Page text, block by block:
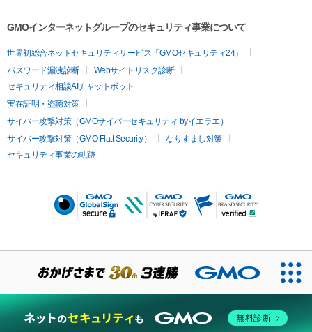
GMOインターネットグループのセキュリティ事業について
世界初総合ネットセキュリティサービス「GMOセキュリティ24」
パスワード漏洩診断
Webサイトリスク診断
セキュリティ相談AIチャットボット
実在証明・盗聴対策
サイバー攻撃対策（GMOサイバーセキュリティ byイエラエ）
サイバー攻撃対策（GMO Flatt Security）
なりすまし対策
セキュリティ事業の軌跡
無料診断